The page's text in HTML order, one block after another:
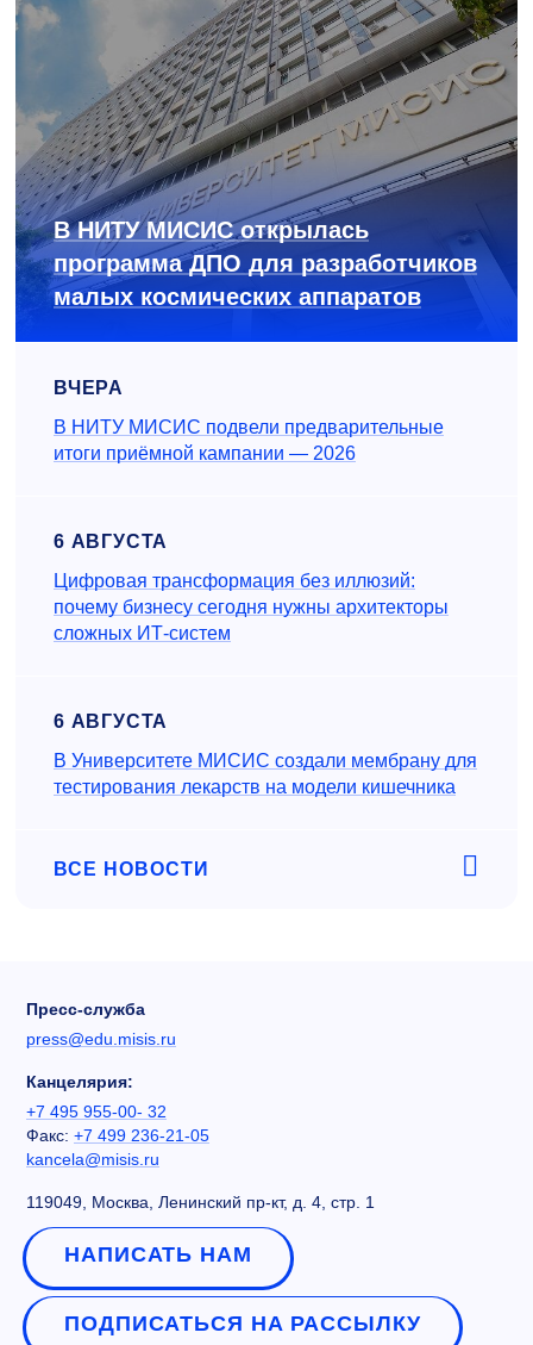
В НИТУ МИСИС открылась
программа ДПО для разработчиков
малых космических аппаратов
ВЧЕРА
В НИТУ МИСИС подвели предварительные
итоги приёмной кампании — 2026
6 АВГУСТА
Цифровая трансформация без иллюзий:
почему бизнесу сегодня нужны архитекторы
сложных ИТ-систем
6 АВГУСТА
В Университете МИСИС создали мембрану для
тестирования лекарств на модели кишечника
ВСЕ НОВОСТИ
Пресс-служба
press@edu.misis.ru
Канцелярия:
+7 495 955-00- 32
Факс: +7 499 236-21-05
kancela@misis.ru
119049, Москва, Ленинский пр-кт, д. 4, стр. 1
НАПИСАТЬ НАМ
ПОДПИСАТЬСЯ НА РАССЫЛКУ